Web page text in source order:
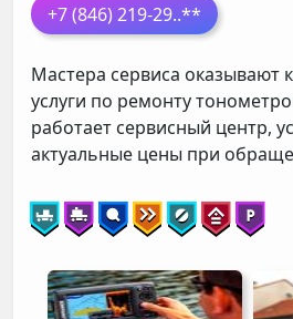
+7 (846) 219-29..**
Мастера сервиса оказывают
услуги по ремонту
работает сервисный центр,
актуальные цены при